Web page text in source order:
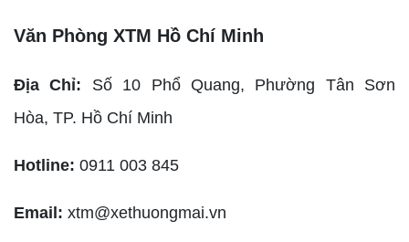
Văn Phòng XTM Hồ Chí Minh
Địa Chỉ: Số 10 Phổ Quang, Phường Tân Sơn
Hòa, TP. Hồ Chí Minh
Hotline: 0911 003 845
Email: xtm@xethuongmai.vn